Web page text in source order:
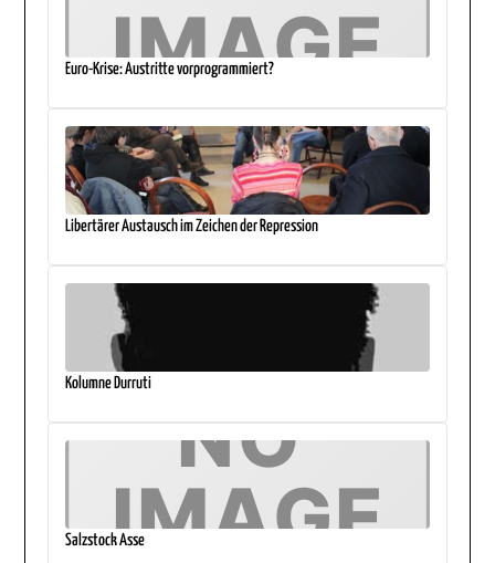
Euro-Krise: Austritte vorprogrammiert?
Libertärer Austausch im Zeichen der Repression
Kolumne Durruti
Salzstock Asse